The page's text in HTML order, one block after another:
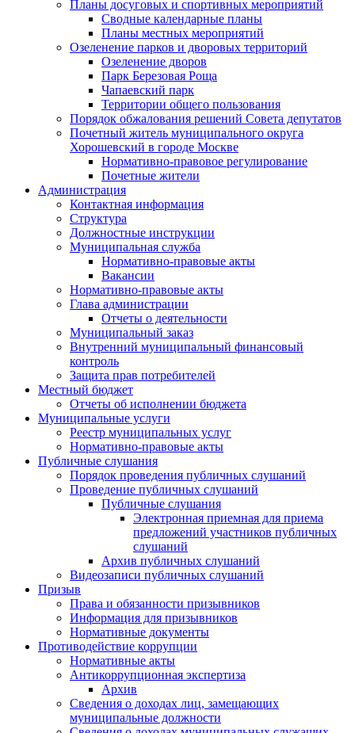
Планы досуговых и спортивных мероприятий
Сводные календарные планы
Планы местных мероприятий
Озеленение парков и дворовых территорий
Озеленение дворов
Парк Березовая Роща
Чапаевский парк
Территории общего пользования
Порядок обжалования решений Совета депутатов
Почетный житель муниципального округа
Хорошевский в городе Москве
Нормативно-правовое регулирование
Почетные жители
Администрация
Контактная информация
Структура
Должностные инструкции
Муниципальная служба
Нормативно-правовые акты
Вакансии
Нормативно-правовые акты
Глава администрации
Отчеты о деятельности
Муниципальный заказ
Внутренний муниципальный финансовый
контроль
Защита прав потребителей
Местный бюджет
Отчеты об исполнении бюджета
Муниципальные услуги
Реестр муниципальных услуг
Нормативно-правовые акты
Публичные слушания
Порядок проведения публичных слушаний
Проведение публичных слушаний
Публичные слушания
Электронная приемная для приема
предложений участников публичных
слушаний
Архив публичных слушаний
Видеозаписи публичных слушаний
Призыв
Права и обязанности призывников
Информация для призывников
Нормативные документы
Противодействие коррупции
Нормативные акты
Антикоррупционная экспертиза
Архив
Сведения о доходах лиц, замещающих
муниципальные должности